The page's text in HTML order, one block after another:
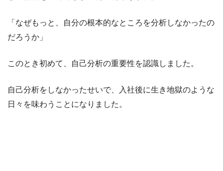
「なぜもっと、自分の根本的なところを分析しなかったの
だろうか」
このとき初めて、自己分析の重要性を認識しました。
自己分析をしなかったせいで、入社後に生き地獄のような
日々を味わうことになりました。